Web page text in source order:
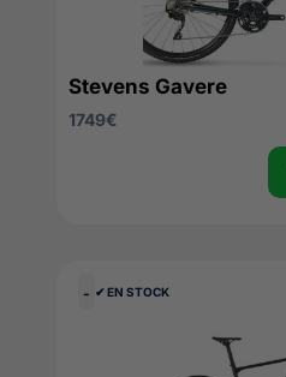
Stevens Gavere
1749€
- ✔︎ EN STOCK